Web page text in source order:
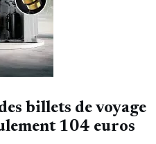
billets de voyage
104 euros